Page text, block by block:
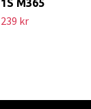
1S M365
239 kr